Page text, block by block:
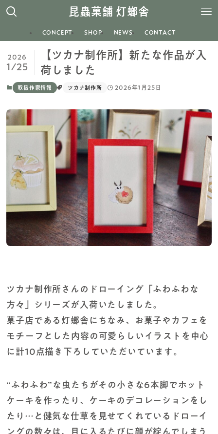
昆蟲菓舗 灯螂舎
CONCEPT SHOP NEWS CONTACT
【ツカナ制作所】新たな作品が入
荷しました
2026
1/25
取扱作家情報 ツカナ制作所 2026年1月25日
ツカナ制作所さんのドローイング「ふわふわな
方々」シリーズが入荷いたしました。
菓子店である灯螂舎にちなみ、お菓子やカフェを
モチーフとした内容の可愛らしいイラストを中心
に計10点描き下ろしていただいています。
“ふわふわ”な虫たちがその小さな6本脚でホット
ケーキを作ったり、ケーキのデコレーションをし
たり…と健気な仕草を見せてくれているドローイ
ングの数々は、目に入るたびに顔が綻んでしまう